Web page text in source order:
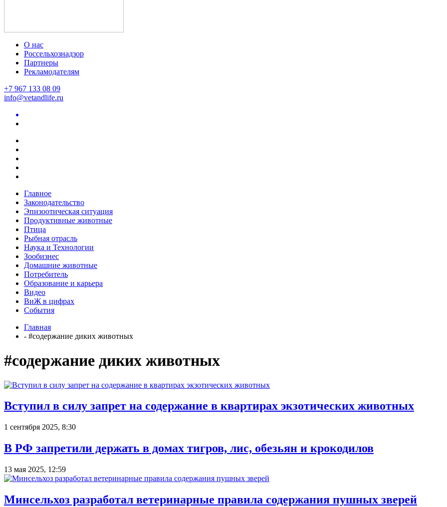
О нас
Россельхознадзор
Партнеры
Рекламодателям
+7 967 133 08 09
info@vetandlife.ru
Главное
Законодательство
Эпизоотическая ситуация
Продуктивные животные
Птица
Рыбная отрасль
Наука и Технологии
Зообизнес
Домашние животные
Потребитель
Образование и карьера
Видео
ВиЖ в цифрах
События
Главная
- #содержание диких животных
#содержание диких животных
Вступил в силу запрет на содержание в квартирах экзотических животных
1 сентября 2025, 8:30
В РФ запретили держать в домах тигров, лис, обезьян и крокодилов
13 мая 2025, 12:59
Минсельхоз разработал ветеринарные правила содержания пушных зверей